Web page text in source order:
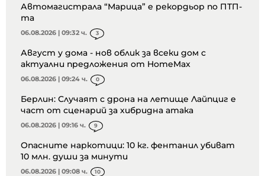
Автомагистрала “Марица” е рекордьор по ПТП-
та
06.08.2026 | 09:32 ч. 3
Август у дома - нов облик за всеки дом с
актуални предложения от HomeMax
06.08.2026 | 09:24 ч. 0
Берлин: Случаят с дрона на летище Лайпциг е
част от сценарий за хибридна атака
06.08.2026 | 09:16 ч. 9
Опасните наркотици: 10 кг. фентанил убиват
10 млн. души за минути
06.08.2026 | 09:08 ч. 10